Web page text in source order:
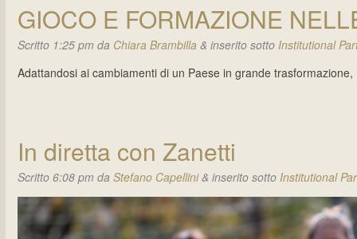
GIOCO E FORMAZIONE
Scritto 1:25 pm da Chiara Brambilla & inserito sotto Institutional
Adattandosi ai cambiamenti di un Paese in grande
In diretta con Zanetti
Scritto 6:08 pm da Stefano Capellini & inserito sotto Institutional